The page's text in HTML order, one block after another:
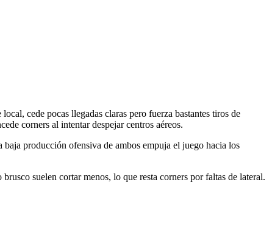
cede pocas llegadas claras pero fuerza bastantes tiros de
corners al intentar despejar centros aéreos.
producción ofensiva de ambos empuja el juego hacia los
suelen cortar menos, lo que resta corners por faltas de lateral.